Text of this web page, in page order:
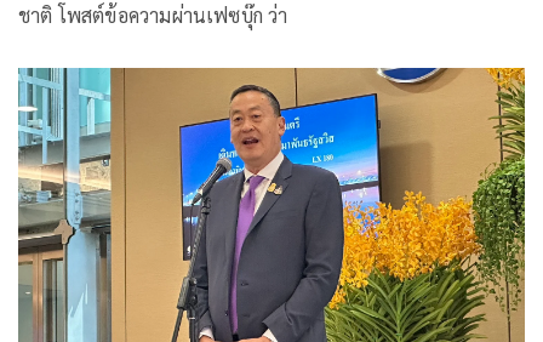
ชาติ โพสต์ข้อความผ่านเฟซบุ๊ก ว่า